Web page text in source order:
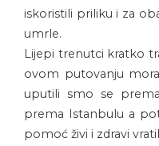
iskoristili priliku i za
umrle.
Lijepi trenutci kratko
ovom putovanju
uputili smo se
prema Istanbulu a
pomoć živi i zdravi